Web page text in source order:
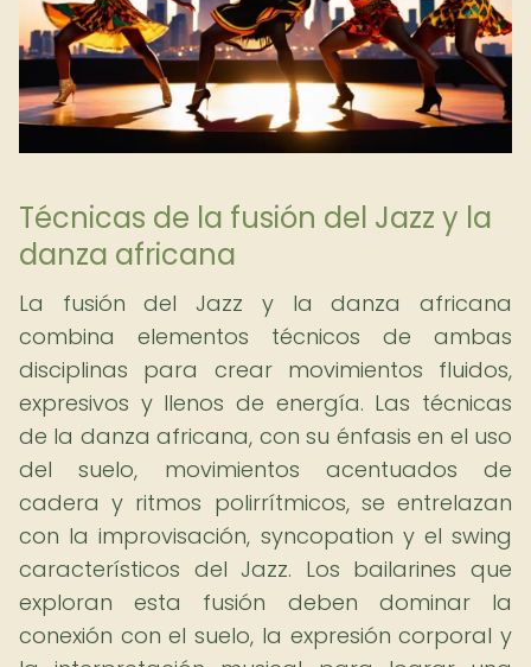
Técnicas de la fusión del Jazz y la
danza africana
La fusión del Jazz y la danza africana
combina elementos técnicos de ambas
disciplinas para crear movimientos fluidos,
expresivos y llenos de energía. Las técnicas
de la danza africana, con su énfasis en el uso
del suelo, movimientos acentuados de
cadera y ritmos polirrítmicos, se entrelazan
con la improvisación, syncopation y el swing
característicos del Jazz. Los bailarines que
exploran esta fusión deben dominar la
conexión con el suelo, la expresión corporal y